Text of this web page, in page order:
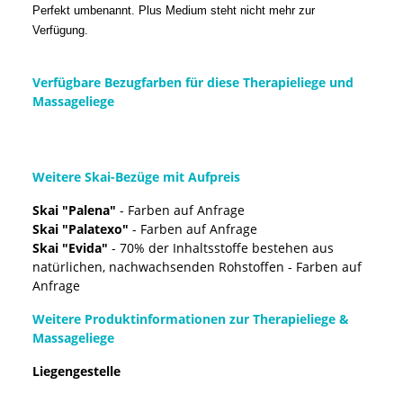
Perfekt umbenannt.
Plus Medium steht nicht mehr zur
Verfügung.
Verfügbare Bezugfarben für diese Therapieliege und
Massageliege
Weitere Skai-Bezüge mit Aufpreis
Skai "Palena" - Farben auf Anfrage
Skai "Palatexo" - Farben auf Anfrage
Skai "Evida" - 70% der Inhaltsstoffe bestehen aus
natürlichen, nachwachsenden Rohstoffen - Farben auf
Anfrage
Weitere Produktinformationen zur Therapieliege &
Massageliege
Liegengestelle